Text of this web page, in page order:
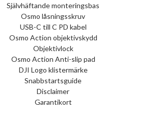
Självhäftande monteringsbas
Osmo låsningsskruv
USB-C till C PD kabel
Osmo Action objektivskydd
Objektivlock
Osmo Action Anti-slip pad
DJI Logo klistermärke
Snabbstartsguide
Disclaimer
Garantikort